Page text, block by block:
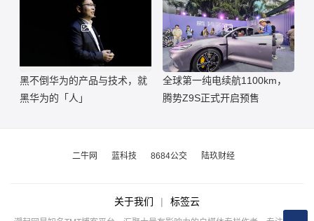
黑不倒华为的产品与技术，就
黑华为的「人」
全球第一纯电续航1100km，
腾势Z9S正式开启预售
二牛网 蓝科技 8684公交 陆玖财经
关于我们 | 标签云